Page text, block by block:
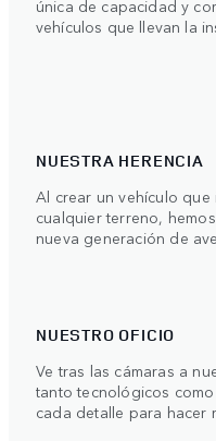
única de capacidad y
vehículos que llevan la
NUESTRA HERENCIA
Al crear un vehículo
cualquier terreno,
nueva generación de
NUESTRO OFICIO
Ve tras las cámaras a
tanto tecnológicos
cada detalle para hacer